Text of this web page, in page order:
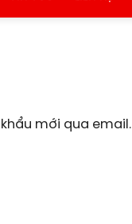
mới qua email.